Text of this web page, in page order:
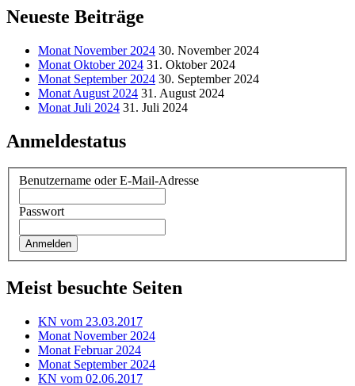
Neueste Beiträge
Monat November 2024 30. November 2024
Monat Oktober 2024 31. Oktober 2024
Monat September 2024 30. September 2024
Monat August 2024 31. August 2024
Monat Juli 2024 31. Juli 2024
Anmeldestatus
Benutzername oder E-Mail-Adresse
Passwort
Meist besuchte Seiten
KN vom 23.03.2017
Monat November 2024
Monat Februar 2024
Monat September 2024
KN vom 02.06.2017